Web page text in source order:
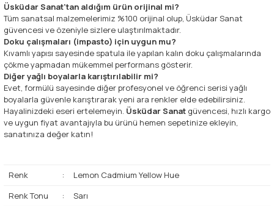
Üsküdar Sanat'tan aldığım ürün orijinal mi?
Tüm sanatsal malzemelerimiz %100 orijinal olup, Üsküdar Sanat
güvencesi ve özeniyle sizlere ulaştırılmaktadır.
Doku çalışmaları (impasto) için uygun mu?
Kıvamlı yapısı sayesinde spatula ile yapılan kalın doku çalışmalarında
çökme yapmadan mükemmel performans gösterir.
Diğer yağlı boyalarla karıştırılabilir mi?
Evet, formülü sayesinde diğer profesyonel ve öğrenci serisi yağlı
boyalarla güvenle karıştırarak yeni ara renkler elde edebilirsiniz.
Hayalinizdeki eseri ertelemeyin. Üsküdar Sanat güvencesi, hızlı kargo
ve uygun fiyat avantajıyla bu ürünü hemen sepetinize ekleyin,
sanatınıza değer katın!
Renk :
Lemon Cadmium Yellow Hue
Renk Tonu
:
Sarı